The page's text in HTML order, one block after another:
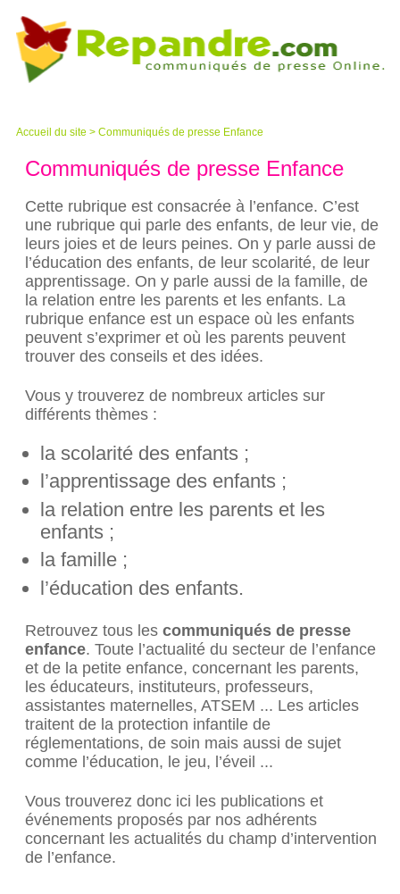
Accueil du site > Communiqués de presse Enfance
Communiqués de presse Enfance
Cette rubrique est consacrée à l’enfance. C’est
une rubrique qui parle des enfants, de leur vie, de
leurs joies et de leurs peines. On y parle aussi de
l’éducation des enfants, de leur scolarité, de leur
apprentissage. On y parle aussi de la famille, de
la relation entre les parents et les enfants. La
rubrique enfance est un espace où les enfants
peuvent s’exprimer et où les parents peuvent
trouver des conseils et des idées.
Vous y trouverez de nombreux articles sur
différents thèmes :
la scolarité des enfants ;
l’apprentissage des enfants ;
la relation entre les parents et les
enfants ;
la famille ;
l’éducation des enfants.
Retrouvez tous les communiqués de presse
enfance. Toute l’actualité du secteur de l’enfance
et de la petite enfance, concernant les parents,
les éducateurs, instituteurs, professeurs,
assistantes maternelles, ATSEM ... Les articles
traitent de la protection infantile de
réglementations, de soin mais aussi de sujet
comme l’éducation, le jeu, l’éveil ...
Vous trouverez donc ici les publications et
événements proposés par nos adhérents
concernant les actualités du champ d’intervention
de l’enfance.